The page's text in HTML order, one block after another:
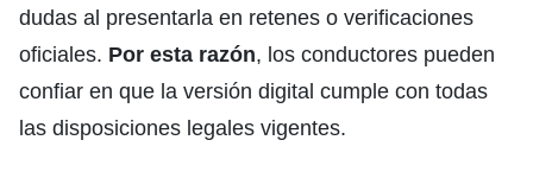
dudas al presentarla en retenes o verificaciones
oficiales. Por esta razón, los conductores pueden
confiar en que la versión digital cumple con todas
las disposiciones legales vigentes.